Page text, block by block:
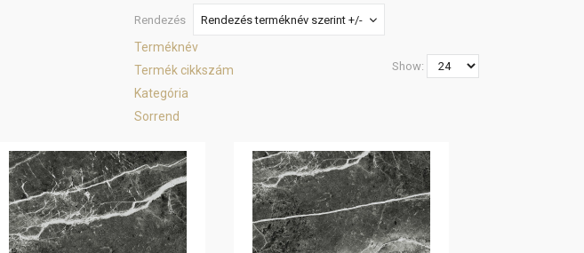
Rendezés Rendezés terméknév szerint +/-
Terméknév
Termék cikkszám
Kategória
Sorrend
Show: